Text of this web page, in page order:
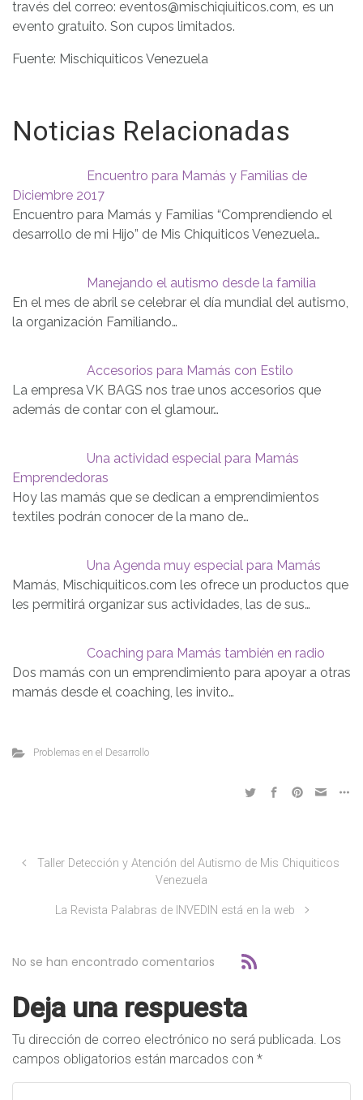
través del correo: eventos@mischiqiuiticos.com, es un
evento gratuito. Son cupos limitados.
Fuente: Mischiquiticos Venezuela
Noticias Relacionadas
Encuentro para Mamás y Familias de
Diciembre 2017
Encuentro para Mamás y Familias “Comprendiendo el
desarrollo de mi Hijo” de Mis Chiquiticos Venezuela…
Manejando el autismo desde la familia
En el mes de abril se celebrar el día mundial del autismo,
la organización Familiando…
Accesorios para Mamás con Estilo
La empresa VK BAGS nos trae unos accesorios que
además de contar con el glamour…
Una actividad especial para Mamás
Emprendedoras
Hoy las mamás que se dedican a emprendimientos
textiles podrán conocer de la mano de…
Una Agenda muy especial para Mamás
Mamás, Mischiquiticos.com les ofrece un productos que
les permitirá organizar sus actividades, las de sus…
Coaching para Mamás también en radio
Dos mamás con un emprendimiento para apoyar a otras
mamás desde el coaching, les invito…
Problemas en el Desarrollo
Taller Detección y Atención del Autismo de Mis Chiquiticos
Venezuela
La Revista Palabras de INVEDIN está en la web
No se han encontrado comentarios
Deja una respuesta
Tu dirección de correo electrónico no será publicada. Los
campos obligatorios están marcados con *